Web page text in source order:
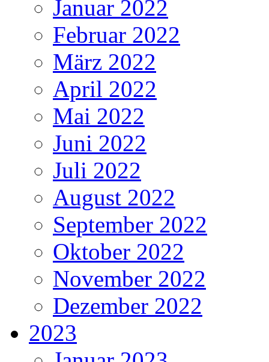
Januar 2022
Februar 2022
März 2022
April 2022
Mai 2022
Juni 2022
Juli 2022
August 2022
September 2022
Oktober 2022
November 2022
Dezember 2022
2023